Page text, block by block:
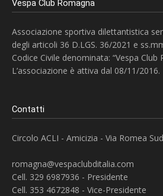
Vespa Club Romagna
Associazione sportiva dilettantistica
degli articoli 36 D.LGS. 36/2021 e
Codice Civile denominata: “Vespa Club
L’associazione è attiva dal 08/11/2016.
Contatti
Circolo ACLI - Amicizia - Via Romea
romagna@vespaclubditalia.com
Cell. 329 6987936 - Presidente
Cell. 353 4672848 - Vice-Presidente